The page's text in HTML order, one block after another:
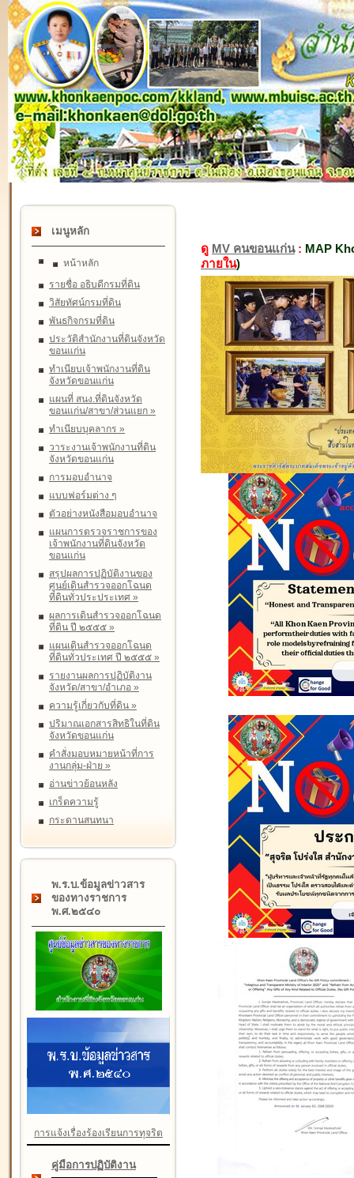
เมนูหลัก
หน้าหลัก
รายชื่อ อธิบดีกรมที่ดิน
วิสัยทัศน์กรมที่ดิน
พันธกิจกรมที่ดิน
ประวัติสำนักงานที่ดินจังหวัด
ขอนแก่น
ทำเนียบเจ้าพนักงานที่ดิน
จังหวัดขอนแก่น
แผนที่ สนง.ที่ดินจังหวัด
ขอนแก่น/สาขา/ส่วนแยก »
ทำเนียบบุคลากร »
วาระงานเจ้าพนักงานที่ดิน
จังหวัดขอนแก่น
การมอบอำนาจ
แบบฟอร์มต่าง ๆ
ตัวอย่างหนังสือมอบอำนาจ
แผนการตรวจราชการของ
เจ้าพนักงานที่ดินจังหวัด
ขอนแก่น
สรุปผลการปฏิบัติงานของ
ศูนย์เดินสำรวจออกโฉนด
ที่ดินทั่วประประเทศ »
ผลการเดินสำรวจออกโฉนด
ที่ดิน ปี ๒๕๕๕ »
แผนเดินสำรวจออกโฉนด
ที่ดินทั่วประเทศ ปี ๒๕๕๕ »
รายงานผลการปฏิบัติงาน
จังหวัด/สาขา/อำเภอ »
ความรู้เกี่ยวกับที่ดิน »
ปริมาณเอกสารสิทธิในที่ดิน
จังหวัดขอนแก่น
คำสั่งมอบหมายหน้าที่การ
งานกลุ่ม-ฝ่าย »
อ่านข่าวย้อนหลัง
เกร็ดความรู้
กระดานสนทนา
พ.ร.บ.ข้อมูลข่าวสาร
ของทางราชการ
พ.ศ.๒๕๔๐
การแจ้งเรื่องร้องเรียนการทุจริต
คู่มือการปฏิบัติงาน
ดู MV คนขอนแก่น: MAP
ภายใน)